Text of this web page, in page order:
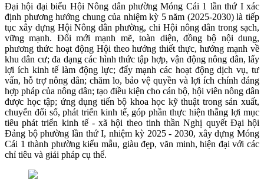
Đại hội đại biểu Hội Nông dân phường Móng Cái 1 lần thứ I xác
định phương hướng chung của nhiệm kỳ 5 năm (2025-2030) là tiếp
tục xây dựng Hội Nông dân phường, chi Hội nông dân trong sạch,
vững mạnh. Đổi mới mạnh mẽ, toàn diện, đồng bộ nội dung,
phương thức hoạt động Hội theo hướng thiết thực, hướng mạnh về
khu dân cư; đa dạng các hình thức tập hợp, vận động nông dân, lấy
lợi ích kinh tế làm động lực; đẩy mạnh các hoạt động dịch vụ, tư
vấn, hỗ trợ nông dân; chăm lo, bảo vệ quyền và lợi ích chính đáng
hợp pháp của nông dân; tạo điều kiện cho cán bộ, hội viên nông dân
được học tập; ứng dụng tiến bộ khoa học kỹ thuật trong sản xuất,
chuyển đổi số, phát triển kinh tế, góp phần thực hiện thắng lợi mục
tiêu phát triển kinh tế - xã hội theo tinh thần Nghị quyết Đại hội
Đảng bộ phường lần thứ I, nhiệm kỳ 2025 - 2030, xây dựng Móng
Cái 1 thành phường kiểu mẫu, giàu đẹp, văn minh, hiện đại với các
chỉ tiêu và giải pháp cụ thể.